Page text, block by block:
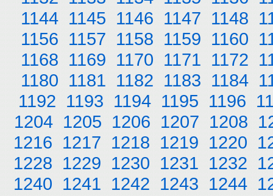
1144 1145 1146 1147 1148
1156 1157 1158 1159 1160
1168 1169 1170 1171 1172
1180 1181 1182 1183 1184
1192 1193 1194 1195 1196
1204 1205 1206 1207 1208
1216 1217 1218 1219 1220
1228 1229 1230 1231 1232
1240 1241 1242 1243 1244